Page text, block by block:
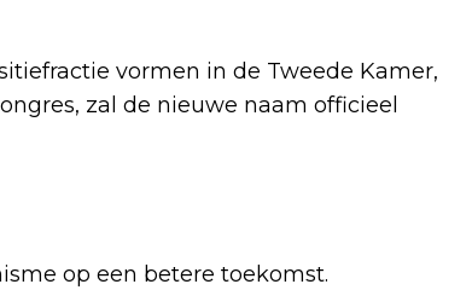
vormen in de Tweede Kamer,
zal de nieuwe naam officieel
op een betere toekomst.